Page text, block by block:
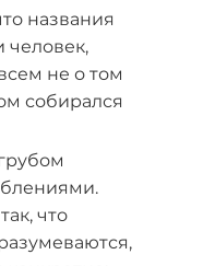
названия
человек,
не о том
собирался
что